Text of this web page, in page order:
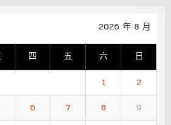
2026 年 8 月
四 五 六 日
1
2
6 7 8
9